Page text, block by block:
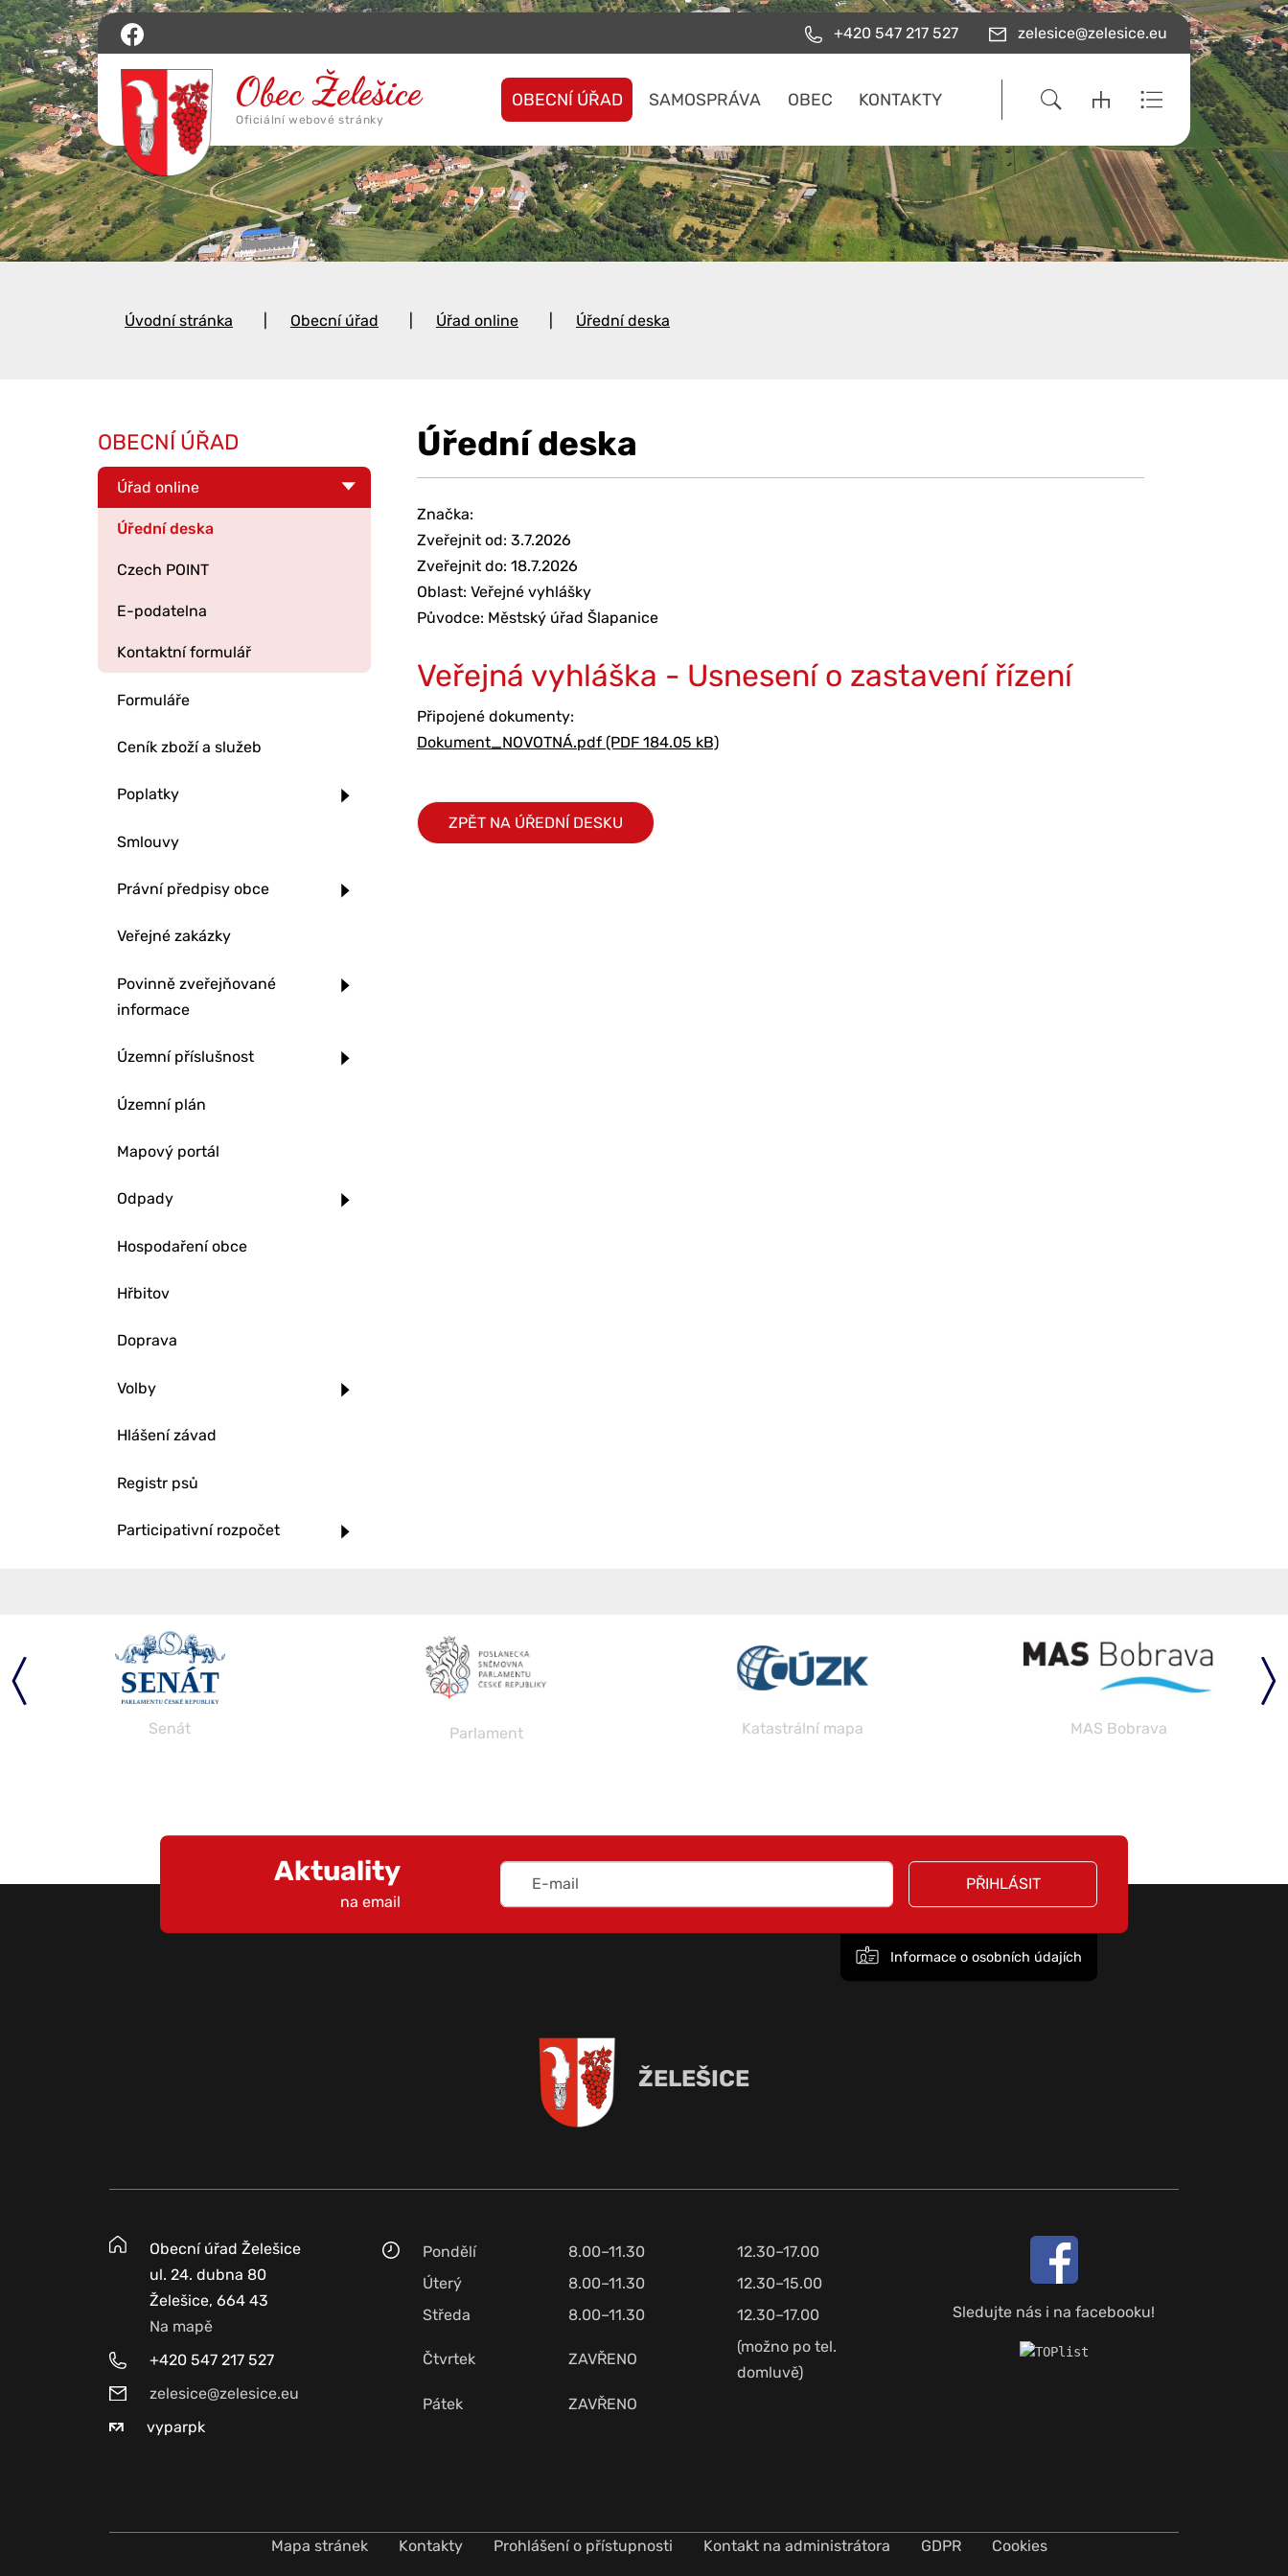
+420 547 217 527 zelesice@zelesice.eu
OBECNÍ ÚŘAD SAMOSPRÁVA OBEC KONTAKTY
Úvodní stránka Obecní úřad Úřad online Úřední deska
Úřední deska
Značka:
Zveřejnit od: 3.7.2026
Zveřejnit do: 18.7.2026
Oblast: Veřejné vyhlášky
Původce: Městský úřad Šlapanice
Veřejná vyhláška - Usnesení o zastavení řízení
Připojené dokumenty:
Dokument_NOVOTNÁ.pdf (PDF 184.05 kB)
ZPĚT NA ÚŘEDNÍ DESKU
OBECNÍ ÚŘAD
Úřad online
Úřední deska
Czech POINT
E-podatelna
Kontaktní formulář
Formuláře
Ceník zboží a služeb
Poplatky
Smlouvy
Právní předpisy obce
Veřejné zakázky
Povinně zveřejňované
informace
Územní příslušnost
Územní plán
Mapový portál
Odpady
Hospodaření obce
Hřbitov
Doprava
Volby
Hlášení závad
Registr psů
Participativní rozpočet
Senát Parlament Katastrální mapa MAS Bobrava
Aktuality
na email
PŘIHLÁSIT
Informace o osobních údajích
ŽELEŠICE
Obecní úřad Želešice
ul. 24. dubna 80
Želešice, 664 43
Na mapě
+420 547 217 527
zelesice@zelesice.eu
vyparpk
Pondělí 8.00–11.30
12.30–17.00
Úterý
8.00–11.30
12.30–15.00
Středa
8.00–11.30 12.30–17.00
Čtvrtek ZAVŘENO
(možno po tel.
domluvě)
Pátek
ZAVŘENO
Sledujte nás i na facebooku!
Mapa stránek Kontakty Prohlášení o přístupnosti Kontakt na administrátora GDPR Cookies